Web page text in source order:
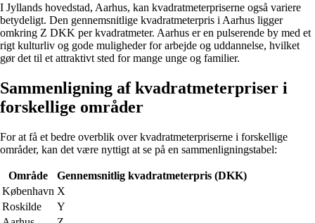
I Jyllands hovedstad, Aarhus, kan kvadratmeterpriserne også variere
betydeligt. Den gennemsnitlige kvadratmeterpris i Aarhus ligger
omkring Z DKK per kvadratmeter. Aarhus er en pulserende by med et
rigt kulturliv og gode muligheder for arbejde og uddannelse, hvilket
gør det til et attraktivt sted for mange unge og familier.
Sammenligning af kvadratmeterpriser i
forskellige områder
For at få et bedre overblik over kvadratmeterpriserne i forskellige
områder, kan det være nyttigt at se på en sammenligningstabel:
Område
Gennemsnitlig kvadratmeterpris (DKK)
København X
Roskilde
Y